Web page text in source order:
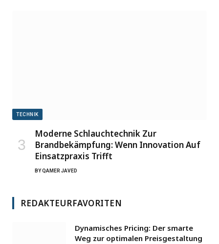
TECHNIK
Moderne Schlauchtechnik Zur
Brandbekämpfung: Wenn Innovation Auf
Einsatzpraxis Trifft
BYQAMER JAVED
REDAKTEURFAVORITEN
Dynamisches Pricing: Der smarte
Weg zur optimalen Preisgestaltung